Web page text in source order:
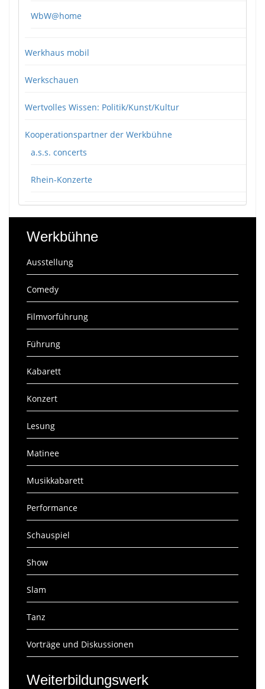
WbW@home
Werkhaus mobil
Werkschauen
Wertvolles Wissen: Politik/Kunst/Kultur
Kooperationspartner der Werkbühne
a.s.s. concerts
Rhein-Konzerte
Werkbühne
Ausstellung
Comedy
Filmvorführung
Führung
Kabarett
Konzert
Lesung
Matinee
Musikkabarett
Performance
Schauspiel
Show
Slam
Tanz
Vorträge und Diskussionen
Weiterbildungswerk